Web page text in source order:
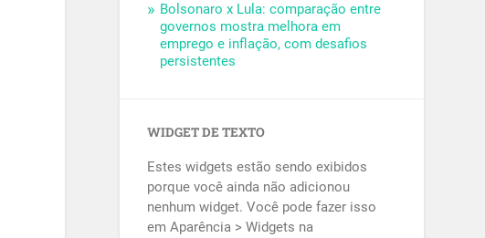
Bolsonaro x Lula: comparação entre
governos mostra melhora em
emprego e inflação, com desafios
persistentes
WIDGET DE TEXTO
Estes widgets estão sendo exibidos
porque você ainda não adicionou
nenhum widget. Você pode fazer isso
em Aparência > Widgets na